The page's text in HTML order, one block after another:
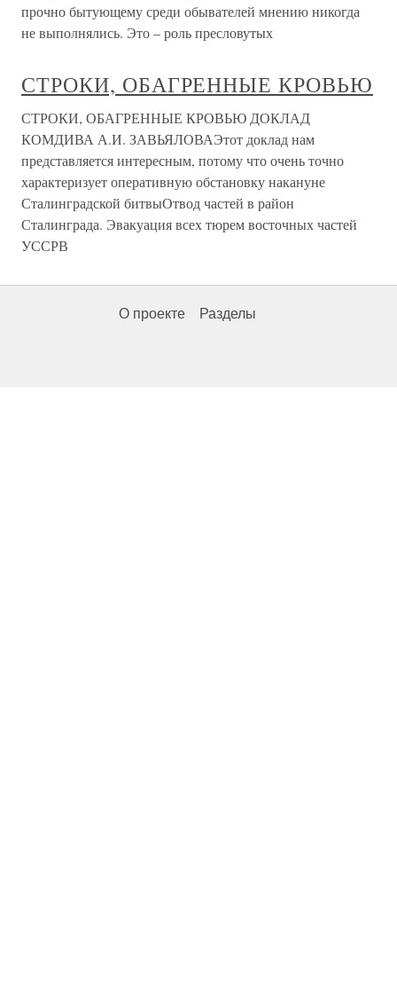
прочно бытующему среди обывателей мнению никогда
не выполнялись. Это – роль пресловутых
СТРОКИ, ОБАГРЕННЫЕ КРОВЬЮ
СТРОКИ, ОБАГРЕННЫЕ КРОВЬЮ ДОКЛАД
КОМДИВА А.И. ЗАВЬЯЛОВАЭтот доклад нам
представляется интересным, потому что очень точно
характеризует оперативную обстановку накануне
Сталинградской битвыОтвод частей в район
Сталинграда. Эвакуация всех тюрем восточных частей
УССРВ
О проекте Разделы